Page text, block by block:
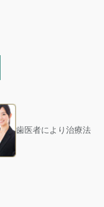
歯医者により治療法